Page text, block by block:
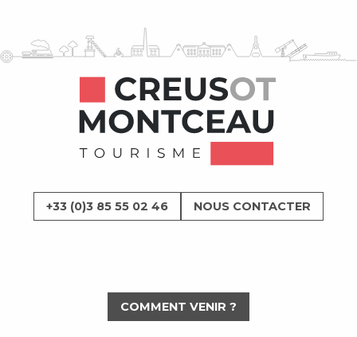
COMMENT VENIR ?
+33 (0)3 85 55 02 46 NOUS CONTACTER